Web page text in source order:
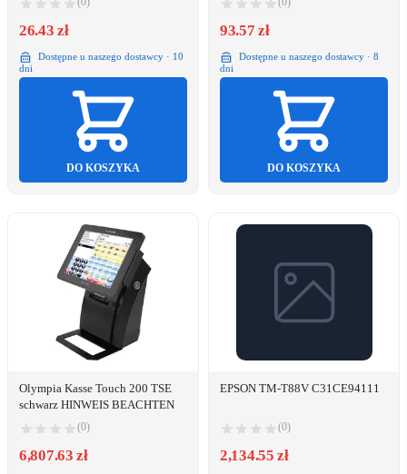
26.43 zł
Dostępne u naszego dostawcy · 10
dni
DO KOSZYKA
93.57 zł
Dostępne u naszego dostawcy · 8
dni
DO KOSZYKA
Olympia Kasse Touch 200 TSE
schwarz HINWEIS BEACHTEN
(0)
6,807.63 zł
EPSON TM-T88V C31CE94111
(0)
2,134.55 zł